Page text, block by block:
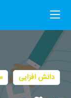
دانش افزایی